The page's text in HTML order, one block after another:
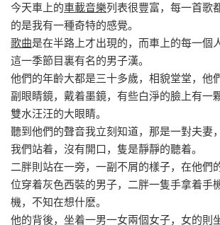
今天車上的車載音樂列表很豐富，每一首歌
的是我有一種奇特的感覺。
歌曲是在半路上才出現的，而車上的每一個
這一季節目裏有名的男子漢。
他們的年齡大都是三十多歲，相貌堂堂，他
副眼睛鏡，戴着墨鏡，有些白淨的臉上有一
雙水汪汪的大眼睛。
聽到他們的聲音我立刻知道，那是一對夫妻
我們站着，沒有開口，隻是靜靜的聽着。
二胖則站在一旁，一副不屑的樣子，在他們
位穿着灰色西裝的男子，二胖一隻手拿着手
機，不知在想什麽。
他的背後，坐着一男一女兩個女子，女的則